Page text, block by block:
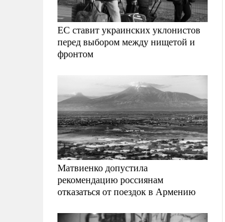
ЕС ставит украинских уклонистов
перед выбором между нищетой и
фронтом
Матвиенко допустила
рекомендацию россиянам
отказаться от поездок в Армению